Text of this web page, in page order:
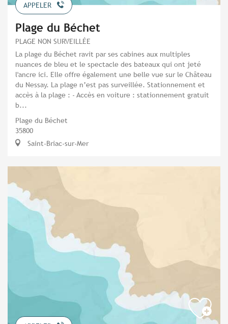
APPELER
Plage du Béchet
PLAGE NON SURVEILLÉE
La plage du Béchet ravit par ses cabines aux multiples
nuances de bleu et le spectacle des bateaux qui ont jeté
l'ancre ici. Elle offre également une belle vue sur le Château
du Nessay. La plage n’est pas surveillée. Stationnement et
accès à la plage : - Accès en voiture : stationnement gratuit
b...
Plage du Béchet
35800
Saint-Briac-sur-Mer